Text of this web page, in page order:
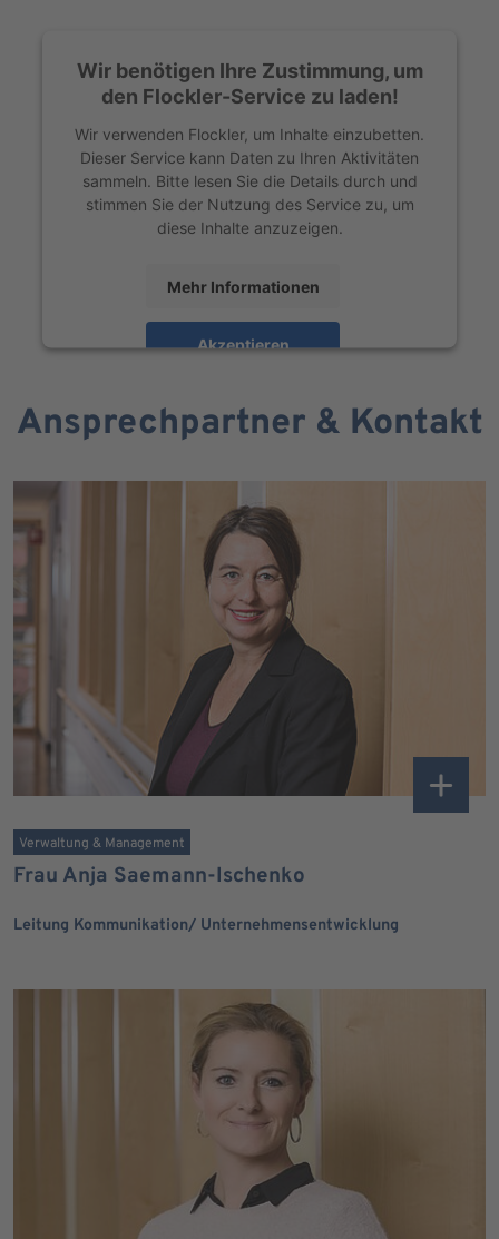
Wir benötigen Ihre Zustimmung, um
den Flockler-Service zu laden!
Wir verwenden Flockler, um Inhalte einzubetten.
Dieser Service kann Daten zu Ihren Aktivitäten
sammeln. Bitte lesen Sie die Details durch und
stimmen Sie der Nutzung des Service zu, um
diese Inhalte anzuzeigen.
Mehr Informationen
Akzeptieren
Platform
Ansprechpartner & Kontakt
Verwaltung & Management
Frau Anja Saemann-Ischenko
Leitung Kommunikation/ Unternehmensentwicklung